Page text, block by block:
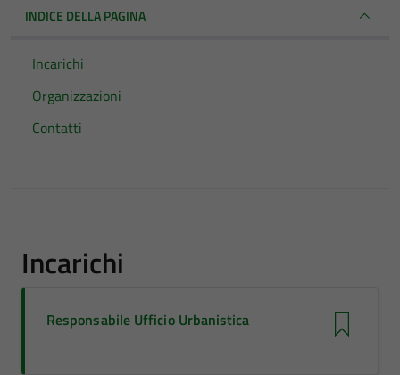
INDICE DELLA PAGINA
Incarichi
Organizzazioni
Contatti
Incarichi
Responsabile Ufficio Urbanistica